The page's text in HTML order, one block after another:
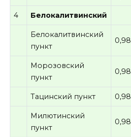
4 Белокалитвинский
Белокалитвинский
пункт
0,98
Морозовский
пункт
0,98
Тацинский пункт 0,98
Милютинский
пункт
0,98